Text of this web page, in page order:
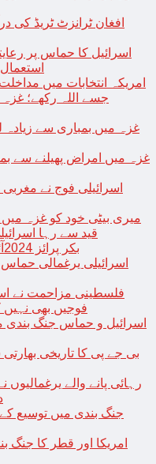
اسرائیل کا حماس پر
امریکہ انتخابات میں
غزہ میں بمباری سے
غزہ میں امراض پھیلنے سے
اسرائیلی فوج نے مغربی
میری بیٹی خود کو غزہ
قید سے رہا
بکر پرائز 2024آئرش مصنف پال لنچ نے جیت لیا
اسرائیلی یرغمالی
فلسطینی مزاحمت نے
فوجیں بھی
بی جے پی کا تاریخی بھارتی
رہائی پانے والے
جنگ بندی میں توسیع
امریکا اور قطر کا جنگ